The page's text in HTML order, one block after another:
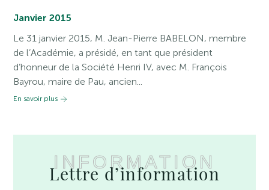
Janvier 2015
Le 31 janvier 2015, M. Jean-Pierre BABELON, membre
de l’Académie, a présidé, en tant que président
d’honneur de la Société Henri IV, avec M. François
Bayrou, maire de Pau, ancien...
En savoir plus
INFORMATION
Lettre d’information